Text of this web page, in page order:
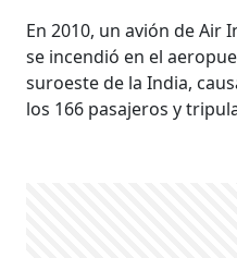
En 2010, un avión de Air
se incendió en el
suroeste de la India,
los 166 pasajeros y